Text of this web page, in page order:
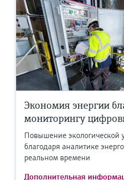
Экономия энергии
мониторингу
Повышение экологической
благодаря аналитике
реальном времени
Дополнительная